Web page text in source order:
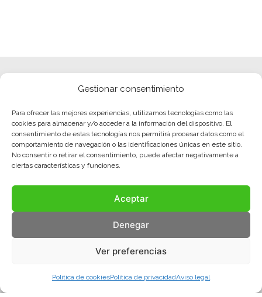
Gestionar consentimiento
Para ofrecer las mejores experiencias, utilizamos tecnologías como las
cookies para almacenar y/o acceder a la información del dispositivo. El
consentimiento de estas tecnologías nos permitirá procesar datos como el
comportamiento de navegación o las identificaciones únicas en este sitio.
No consentir o retirar el consentimiento, puede afectar negativamente a
ciertas características y funciones.
Aceptar
Denegar
Ver preferencias
Política de cookiesPolítica de privacidadAviso legal